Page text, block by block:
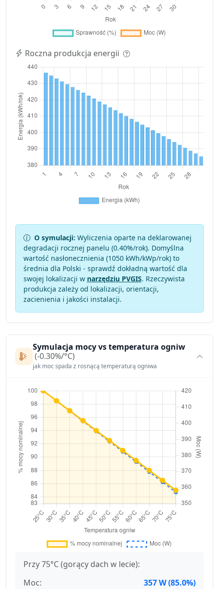
Roczna produkcja energii
O symulacji: Wyliczenia oparte na deklarowanej
degradacji rocznej panelu (0.40%/rok). Domyślna
wartość nasłonecznienia (1050 kWh/kWp/rok) to
średnia dla Polski - sprawdź dokładną wartość dla
swojej lokalizacji w narzędziu PVGIS. Rzeczywista
produkcja zależy od lokalizacji, orientacji,
zacienienia i jakości instalacji.
Symulacja mocy vs temperatura ogniw
(-0.30%/°C)
jak moc spada z rosnącą temperaturą ogniwa
Przy 75°C (gorący dach w lecie):
Moc:
357 W (85.0%)